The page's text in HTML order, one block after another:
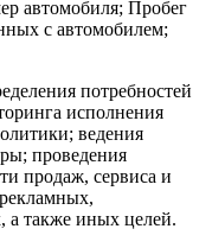
автомобиля; Пробег
с автомобилем;
потребностей
исполнения
ведения
проведения
продаж, сервиса и
а также иных целей.